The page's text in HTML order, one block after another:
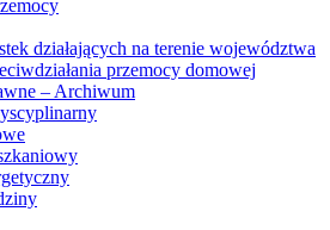
działających na terenie województwa
przemocy domowej
– Archiwum